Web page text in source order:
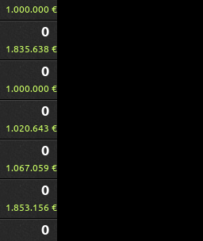
1.000.000 €
0
1.835.638 €
0
1.000.000 €
0
1.020.643 €
0
1.067.059 €
0
1.853.156 €
0